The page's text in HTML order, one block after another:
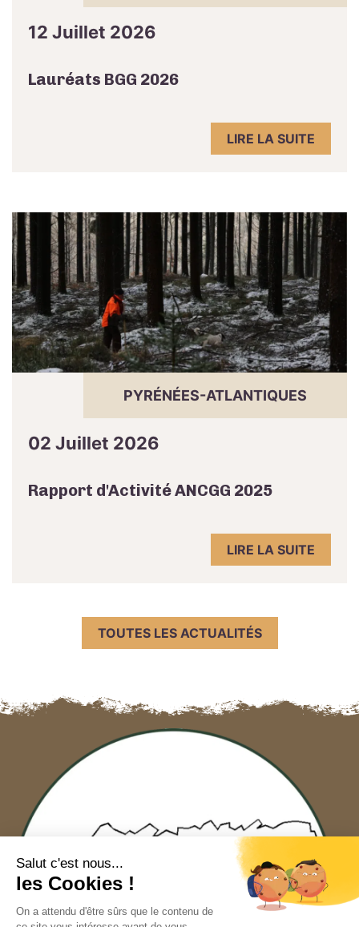
12 Juillet 2026
Lauréats BGG 2026
LIRE LA SUITE
PYRÉNÉES-ATLANTIQUES
02 Juillet 2026
Rapport d'Activité ANCGG 2025
LIRE LA SUITE
TOUTES LES ACTUALITÉS